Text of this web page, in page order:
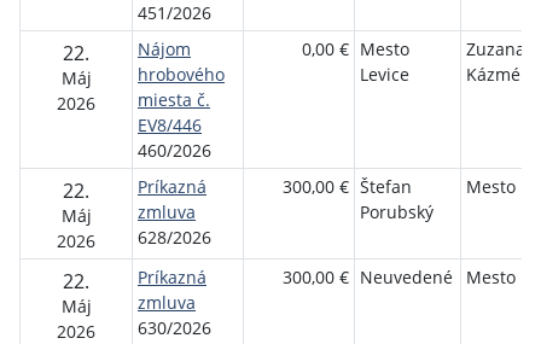
451/2026
22.
Máj
2026
Nájom
hrobového
miesta č.
EV8/446
460/2026
0,00 € Mesto
Levice
Zuzana
22.
Máj
2026
Príkazná
zmluva
628/2026
300,00 € Štefan
Porubský
Mesto
22.
Máj
2026
Príkazná
zmluva
630/2026
300,00 € Neuvedené Mesto